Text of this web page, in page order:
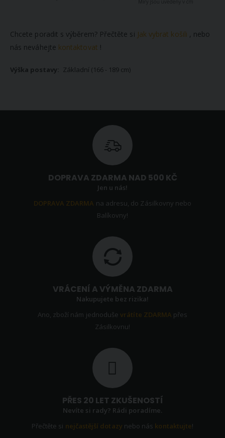
Chcete poradit s výběrem? Přečtěte si Jak vybrat košili , nebo
nás neváhejte kontaktovat !
Základní (166 - 189 cm)
DOPRAVA ZDARMA NAD 500 KČ
Jen u nás!
DOPRAVA ZDARMA na adresu, do Zásilkovny nebo
Balíkovny!
VRÁCENÍ A VÝMĚNA ZDARMA
Nakupujete bez rizika!
Ano, zboží nám jednoduševrátíte ZDARMA přes
Zásilkovnu!
PŘES 20 LET ZKUŠENOSTÍ
Nevíte si rady? Rádi poradíme.
Přečtěte si nejčastější dotazy nebo nás kontaktujte!